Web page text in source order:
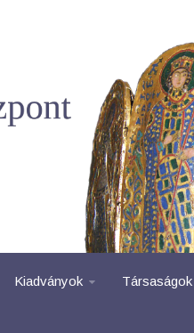
Kiadványok Társaságok